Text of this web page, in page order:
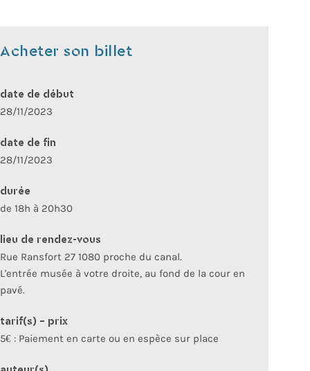
Acheter son billet
date de début
28/11/2023
date de fin
28/11/2023
durée
de 18h à 20h30
lieu de rendez-vous
Rue Ransfort 27 1080 proche du canal.
L'entrée musée à votre droite, au fond de la cour en
pavé.
tarif(s) - prix
5€ : Paiement en carte ou en espèce sur place